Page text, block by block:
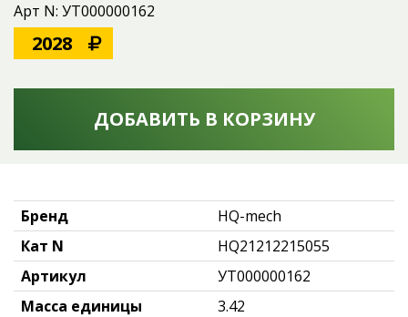
Арт N: УТ000000162
2028
ДОБАВИТЬ В КОРЗИНУ
Бренд
HQ-mech
Кат N
HQ21212215055
Артикул
УТ000000162
Масса единицы
3.42